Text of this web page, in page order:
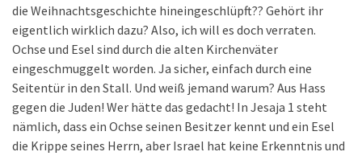
die Weihnachtsgeschichte hineingeschlüpft?? Gehört ihr
eigentlich wirklich dazu? Also, ich will es doch verraten.
Ochse und Esel sind durch die alten Kirchenväter
eingeschmuggelt worden. Ja sicher, einfach durch eine
Seitentür in den Stall. Und weiß jemand warum? Aus Hass
gegen die Juden! Wer hätte das gedacht! In Jesaja 1 steht
nämlich, dass ein Ochse seinen Besitzer kennt und ein Esel
die Krippe seines Herrn, aber Israel hat keine Erkenntnis und